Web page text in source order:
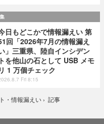
日もどこかで情報漏えい 第
回「2026年7月の情報漏え
」三重県、陸自インシデン
トを他山の石として USB メモ
リ 1 万個チェック
Fri 8:15
・情報漏えい › 記事